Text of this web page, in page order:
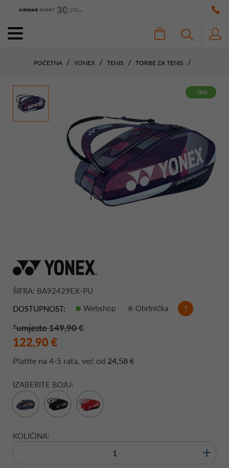
POČETNA YONEX TENIS TORBE ZA TENIS
-18%
ŠIFRA: BA92429EX-PU
DOSTUPNOST:
Webshop Obrtnička ?
*umjesto 149,90 €
122,90 €
Platite na 4-5 rata, već od 24,58 €
IZABERITE BOJU:
KOLIČINA:
+